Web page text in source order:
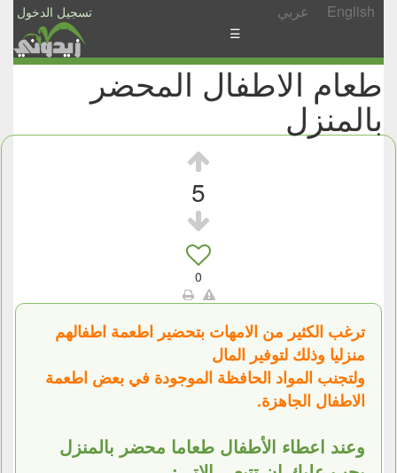
تسجيل الدخول عربي English
الأخبار
والمشاركات
☰
طعام الاطفال المحضر
بالمنزل
5
0
ترغب الكثير من الامهات بتحضير اطعمة اطفالهم
منزليا وذلك لتوفير المال
ولتجنب المواد الحافظة الموجودة في بعض اطعمة
الاطفال الجاهزة.
وعند اعطاء الأطفال طعاما محضر بالمنزل